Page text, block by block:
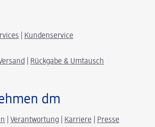
Kundenservice
Rückgabe & Umtausch
dm
Verantwortung Karriere Presse